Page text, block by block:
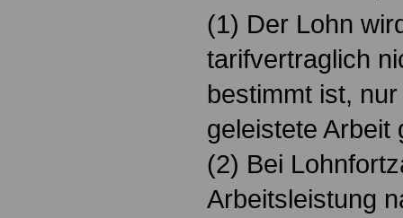
(1) Der Lohn
tarifvertraglich
bestimmt ist,
geleistete Arbeit
(2) Bei
Arbeitsleistung